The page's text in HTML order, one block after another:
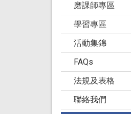
磨課師專區
學習專區
活動集錦
FAQs
法規及表格
聯絡我們